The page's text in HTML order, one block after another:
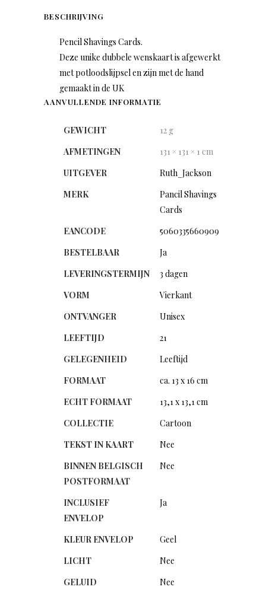
BESCHRIJVING
Pencil Shavings Cards.
Deze unike dubbele wenskaart is afgewerkt
met potloodslijpsel en zijn met de hand
gemaakt in de UK
AANVULLENDE INFORMATIE
GEWICHT
12 g
AFMETINGEN
131 × 131 × 1 cm
UITGEVER
Ruth_Jackson
MERK
Pancil Shavings
Cards
EANCODE
5060335660909
BESTELBAAR
Ja
LEVERINGSTERMIJN
3 dagen
VORM
Vierkant
ONTVANGER
Unisex
LEEFTIJD
21
GELEGENHEID
Leeftijd
FORMAAT
ca. 13 x 16 cm
ECHT FORMAAT
13,1 x 13,1 cm
COLLECTIE
Cartoon
TEKST IN KAART
Nee
BINNEN BELGISCH
POSTFORMAAT
Nee
INCLUSIEF
ENVELOP
Ja
KLEUR ENVELOP
Geel
LICHT
Nee
GELUID
Nee